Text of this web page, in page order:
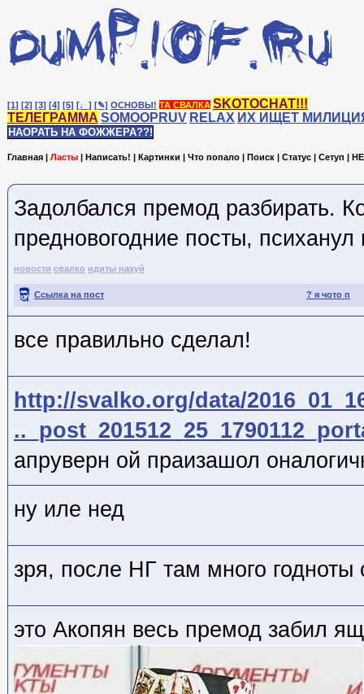
[1] [2] [3] [4] [5] [♩] [✎] ОСНОВЫ! ТА СВАЛКА SKOTOCHAT!!!
ТЕЛЕГРАММА SOMOOPRUV RELAX ИХ ИЩЕТ
НАОРАТЬ НА ФОЖЖЕРА??!
Главная | Ласты | Написать! | Картинки | Что попало | Поиск | Статус | Сетуп |
Задолбался премод разбирать.
предновогодние посты,
новости свалко идиты нахуй
? я чото п
Ссылка на пост
все правильно сделал!
http://svalko.org/data/
апруверн ой праизашол
ну иле нед
зря, после НГ там много годноты
это Акопян весь премод забил